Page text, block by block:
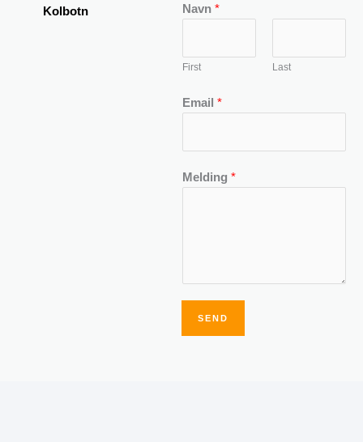
Kolbotn
Navn *
First Last
Email *
Melding *
SEND